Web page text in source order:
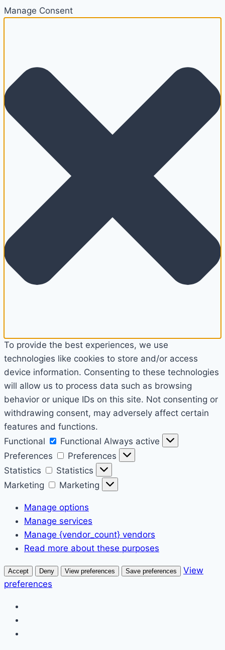
Manage Consent
To provide the best experiences, we use
technologies like cookies to store and/or access
device information. Consenting to these technologies
will allow us to process data such as browsing
behavior or unique IDs on this site. Not consenting or
withdrawing consent, may adversely affect certain
features and functions.
Functional
Functional Always active
Preferences
Preferences
Statistics
Statistics
Marketing
Marketing
Manage options
Manage services
Manage {vendor_count} vendors
Read more about these purposes
Accept Deny View preferences Save preferences
View
preferences